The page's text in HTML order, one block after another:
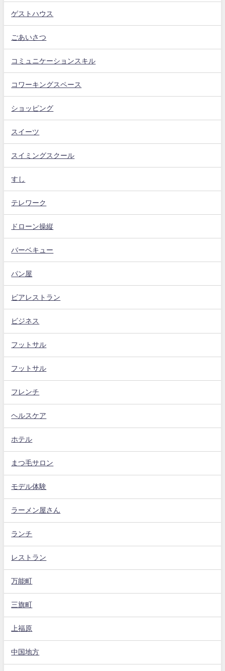
ゲストハウス
ごあいさつ
コミュニケーションスキル
コワーキングスペース
ショッピング
スイーツ
スイミングスクール
すし
テレワーク
ドローン操縦
バーベキュー
パン屋
ビアレストラン
ビジネス
フットサル
フットサル
フレンチ
ヘルスケア
ホテル
まつ毛サロン
モデル体験
ラーメン屋さん
ランチ
レストラン
万能町
三旗町
上福原
中国地方